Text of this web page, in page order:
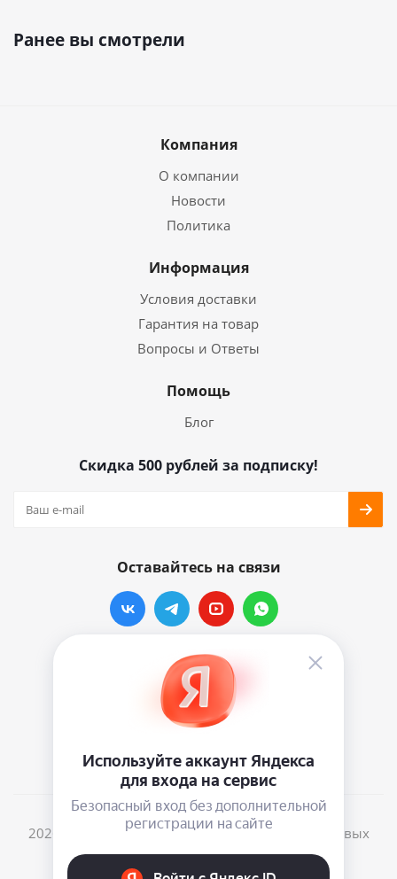
Ранее вы смотрели
Компания
О компании
Новости
Политика
Информация
Условия доставки
Гарантия на товар
Вопросы и Ответы
Помощь
Блог
Скидка 500 рублей за подписку!
Оставайтесь на связи
Наши контакты
info@vinylmarkt.ru
2026 © Винилмаркт - интернет-магазин виниловых
пластинок